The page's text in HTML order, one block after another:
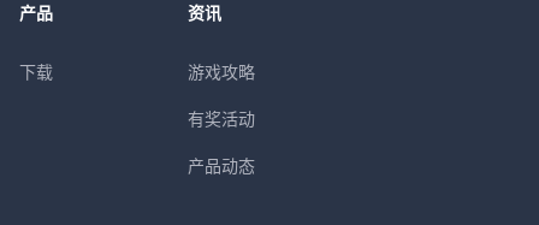
产品
下载
资讯
游戏攻略
有奖活动
产品动态